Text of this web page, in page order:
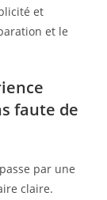
et
et le
faute de
par une
claire.